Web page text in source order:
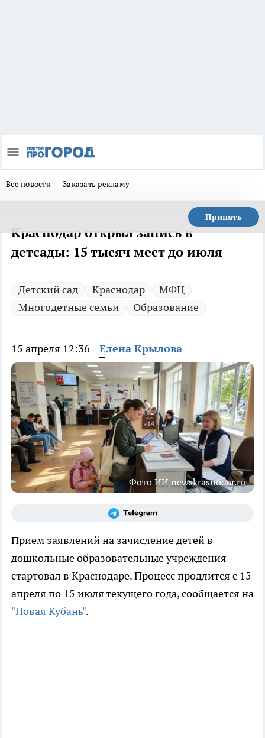
Все новости Заказать рекламу
Принять
Краснодар открыл запись в
детсады: 15 тысяч мест до июля
Детский сад Краснодар
МФЦ
Многодетные семьи
Образование
15 апреля 12:36 Елена Крылова
Фото ИИ newskrasnodar.ru
Прием заявлений на зачисление детей в
дошкольные образовательные учреждения
стартовал в Краснодаре. Процесс продлится с 15
апреля по 15 июля текущего года, сообщается на
"Новая Кубань".